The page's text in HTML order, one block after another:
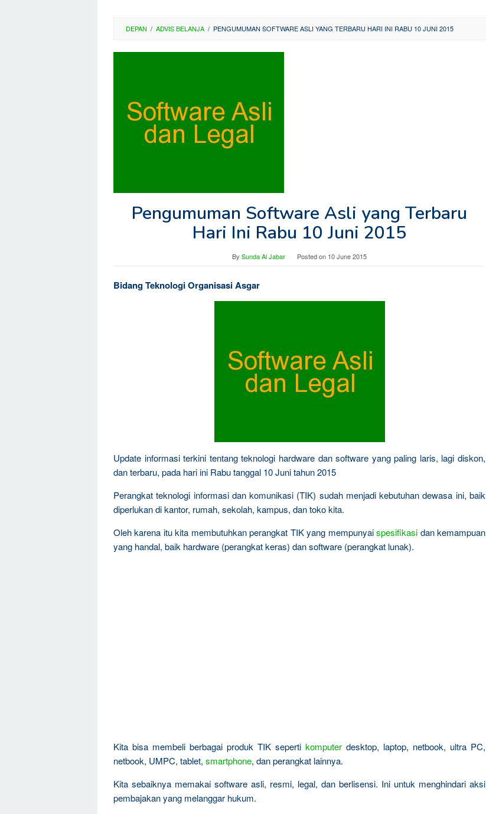
DEPAN / ADVIS BELANJA / PENGUMUMAN SOFTWARE ASLI YANG TERBARU HARI INI RABU 10 JUNI 2015
Pengumuman Software Asli yang Terbaru
Hari Ini Rabu 10 Juni 2015
By Sunda Al Jabar Posted on 10 June 2015
Bidang Teknologi Organisasi Asgar
Update informasi terkini tentang teknologi hardware dan software yang paling laris, lagi diskon,
dan terbaru, pada hari ini Rabu tanggal 10 Juni tahun 2015
Perangkat teknologi informasi dan komunikasi (TIK) sudah menjadi kebutuhan dewasa ini, baik
diperlukan di kantor, rumah, sekolah, kampus, dan toko kita.
Oleh karena itu kita membutuhkan perangkat TIK yang mempunyaispesifikasi dan kemampuan
yang handal, baik hardware (perangkat keras) dan software (perangkat lunak).
Kita bisa membeli berbagai produk TIK seperti komputer desktop, laptop, netbook, ultra PC,
netbook, UMPC, tablet, smartphone, dan perangkat lainnya.
Kita sebaiknya memakai software asli, resmi, legal, dan berlisensi. Ini untuk menghindari aksi
pembajakan yang melanggar hukum.